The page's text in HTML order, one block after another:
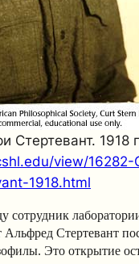
Стертевант. 1918
view/16282-
1918.html
сотрудник
Альфред Стертевант
Это открытие